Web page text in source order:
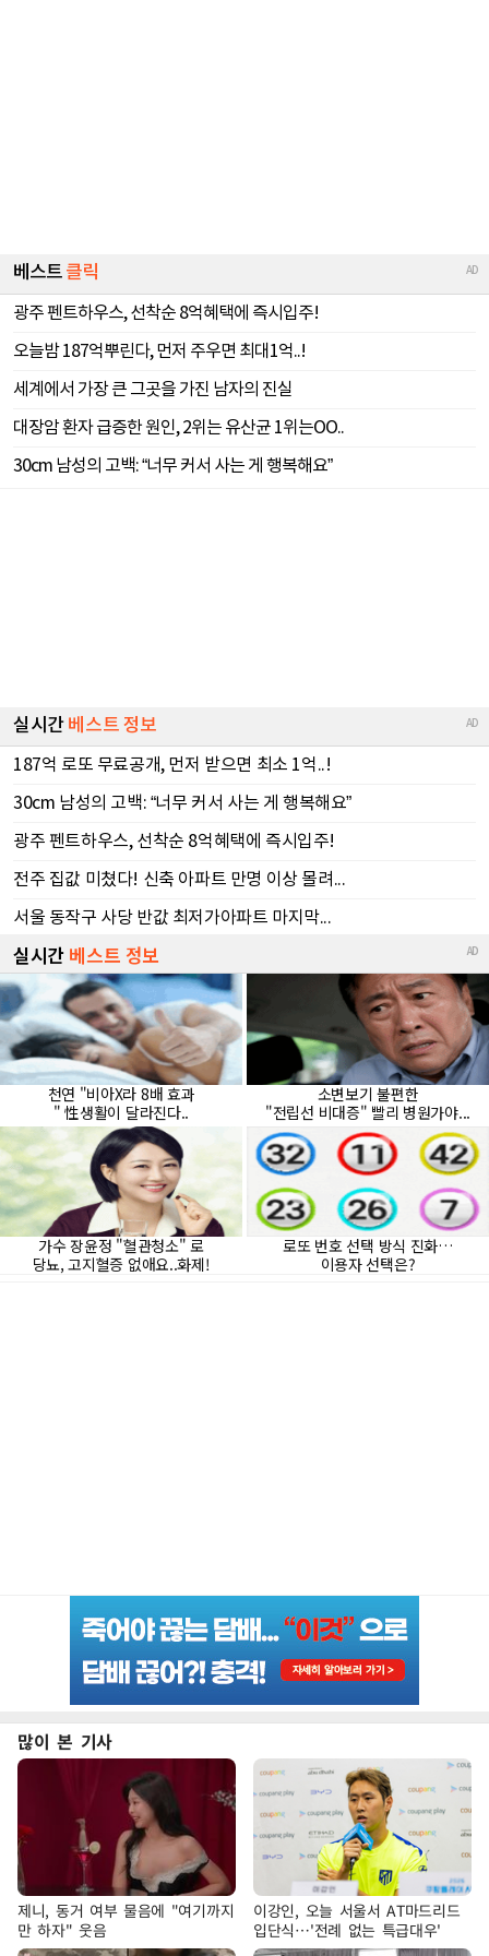
많이 본 기사
제니, 동거 여부 물음에 "여기까지
만 하자" 웃음
이강인, 오늘 서울서 AT마드리드
입단식…'전례 없는 특급대우'